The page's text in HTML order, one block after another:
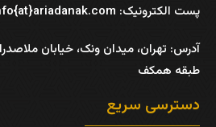
پست الکترونیک: info{at}ariadanak.com
آدرس:
طبقه همکف
دسترسی سریع